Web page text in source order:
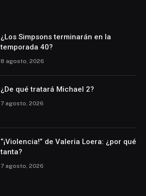
¿Los Simpsons terminarán en la
temporada 40?
8 agosto, 2026
¿De qué tratará Michael 2?
7 agosto, 2026
“¡Violencia!” de Valeria Loera: ¿por qué
tanta?
7 agosto, 2026